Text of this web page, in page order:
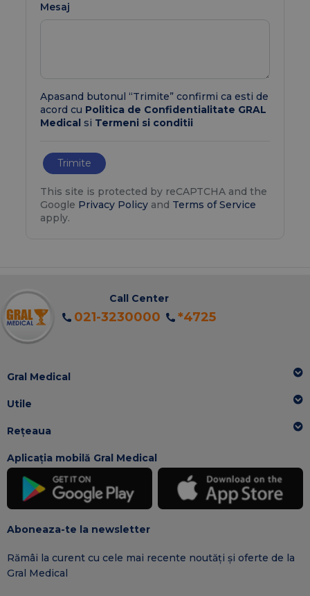
Mesaj
Apasand butonul “Trimite” confirmi ca esti de
acord cu Politica de Confidentialitate GRAL
Medical si Termeni si conditii
Trimite
This site is protected by reCAPTCHA and the
Google Privacy Policyand Terms of Service
apply.
Call Center
021-3230000 *4725
Gral Medical
Utile
Rețeaua
Aplicația mobilă Gral Medical
Aboneaza-te la newsletter
Rămâi la curent cu cele mai recente noutăți și oferte de la
Gral Medical